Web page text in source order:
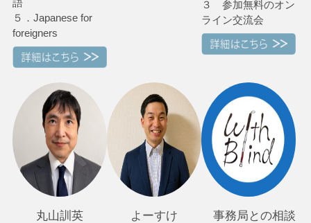
語
５．Japanese for
foreigners
３ 参加無料のオン
ライン交流会
丸山訓英 よーすけ 事務局との相談